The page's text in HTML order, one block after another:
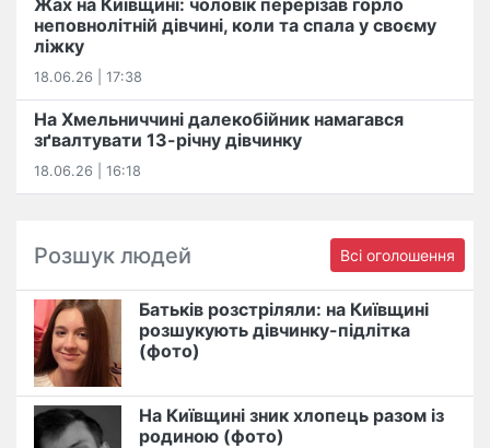
Жах на Київщині: чоловік перерізав горло
неповнолітній дівчині, коли та спала у своєму
ліжку
18.06.26 | 17:38
На Хмельниччині далекобійник намагався
зґвалтувати 13-річну дівчинку
18.06.26 | 16:18
Розшук людей Всі оголошення
Батьків розстріляли: на Київщині
розшукують дівчинку-підлітка
(фото)
На Київщині зник хлопець разом із
родиною (фото)